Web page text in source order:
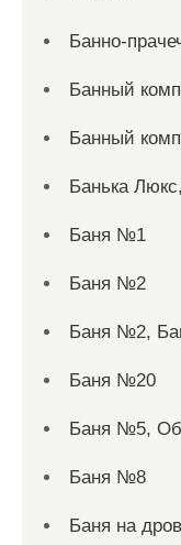
Банно-
Банный
Банный
Банька
Баня №1
Баня №2
Баня №2,
Баня №20
Баня №5,
Баня №8
Баня на